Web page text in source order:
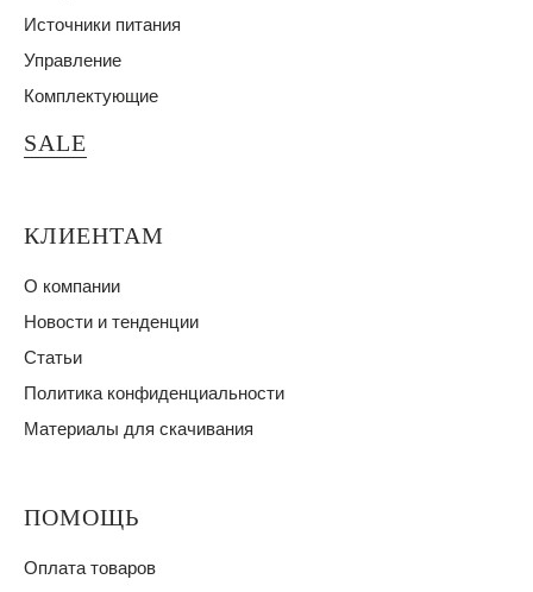
Источники питания
Управление
Комплектующие
SALE
КЛИЕНТАМ
О компании
Новости и тенденции
Статьи
Политика конфиденциальности
Материалы для скачивания
ПОМОЩЬ
Оплата товаров